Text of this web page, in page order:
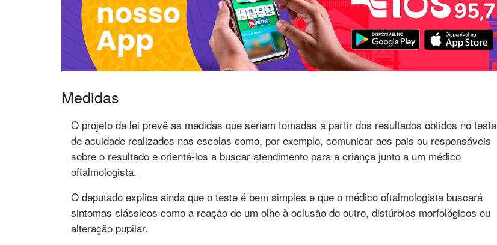
Medidas
O projeto de lei prevê as medidas que seriam tomadas a partir dos resultados obtidos no teste
de acuidade realizados nas escolas como, por exemplo, comunicar aos pais ou responsáveis
sobre o resultado e orientá-los a buscar atendimento para a criança junto a um médico
oftalmologista.
O deputado explica ainda que o teste é bem simples e que o médico oftalmologista buscará
sintomas clássicos como a reação de um olho à oclusão do outro, distúrbios morfológicos ou
alteração pupilar.